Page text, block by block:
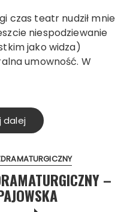
czas teatr nudził mnie
niespodziewanie
jako widza)
umowność. W
dalej
–